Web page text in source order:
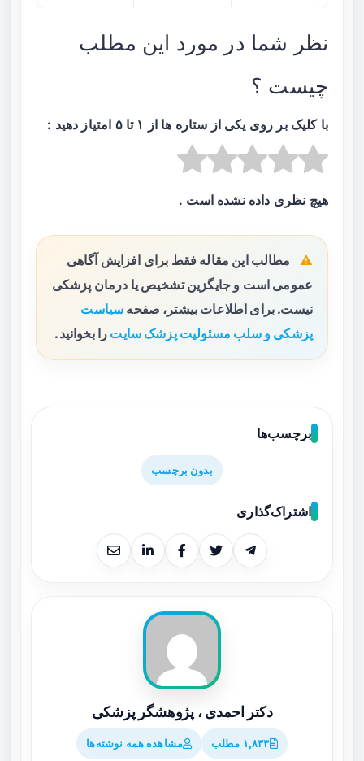
نظر شما در مورد این مطلب
چیست ؟
با کلیک بر روی یکی از ستاره ها از ۱ تا ۵ امتیاز دهید :
هیچ نظری داده نشده است .
مطالب این مقاله فقط برای افزایش آگاهی
عمومی است و جایگزین تشخیص یا درمان پزشکی
نیست. برای اطلاعات بیشتر، صفحه سیاست
پزشکی و سلب مسئولیت پزشک سایت را بخوانید.
برچسب‌ها
بدون برچسب
اشتراک‌گذاری
دکتر احمدی ، پژوهشگر پزشکی
۱,۸۳۳ مطلب مشاهده همه نوشته‌ها